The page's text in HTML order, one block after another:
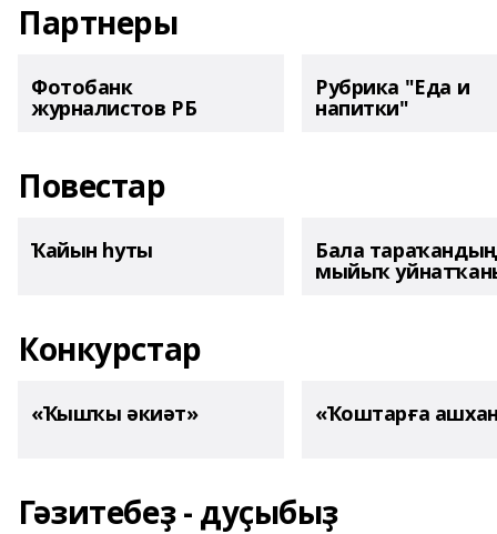
Партнеры
Фотобанк
журналистов РБ
Рубрика "Еда и
напитки"
Повестар
Ҡайын һуты Бала тараҡандың
мыйыҡ
Конкурстар
«Ҡышҡы әкиәт» «Ҡоштарға
Гәзитебеҙ - дуҫыбыҙ